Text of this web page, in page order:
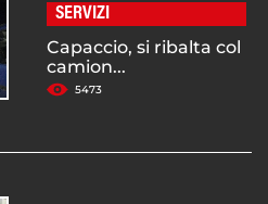
SERVIZI
Capaccio, si ribalta col
camion...
5473